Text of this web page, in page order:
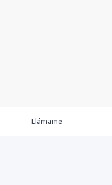
Llámame